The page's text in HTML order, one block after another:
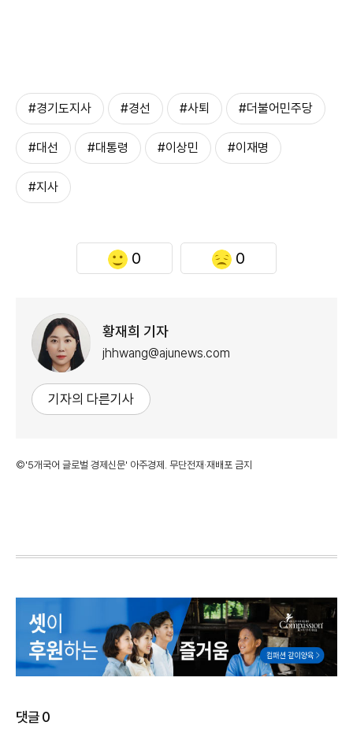
#경기도지사 #경선 #사퇴 #더불어민주당
#대선 #대통령 #이상민 #이재명
#지사
0 0
황재희 기자
jhhwang@ajunews.com
기자의 다른기사
©'5개국어 글로벌 경제신문' 아주경제. 무단전재·재배포 금지
댓글0